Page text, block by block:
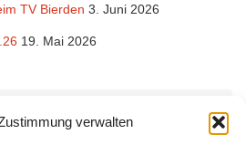
verwalten
TV Bierden 3. Juni 2026
19. Mai 2026